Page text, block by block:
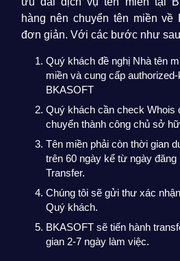
hàng nên chuyển tên miền về
đơn giản. Với các bước như
Quý khách đề nghị Nhà tên
miền và cung cấp
BKASOFT
Quý khách cần check Whois
chuyển thành công chủ sở
Tên miền phải còn thời gian
trên 60 ngày kể từ ngày
Transfer.
Chúng tôi sẽ gửi thư xác
Quý khách.
BKASOFT sẽ tiến hành
gian 2-7 ngày làm việc.